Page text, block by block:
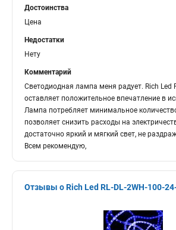
Достоинства
Цена
Недостатки
Нету
Комментарий
Светодиодная лампа меня радует. Rich Led
оставляет положительное впечатление в
Лампа потребляет минимальное
позволяет снизить расходы на
достаточно яркий и мягкий свет, не
Всем рекомендую,
Отзывы о Rich Led RL-DL-2WH-100-